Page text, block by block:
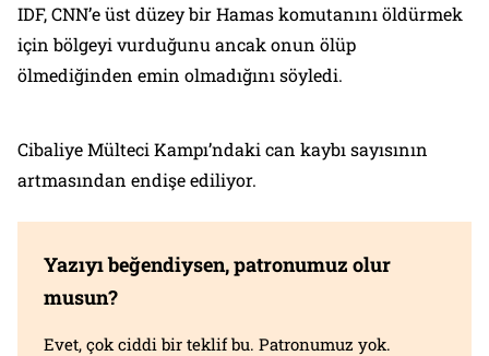
IDF, CNN’e üst düzey bir Hamas komutanını öldürmek
için bölgeyi vurduğunu ancak onun ölüp
ölmediğinden emin olmadığını söyledi.
Cibaliye Mülteci Kampı’ndaki can kaybı sayısının
artmasından endişe ediliyor.
Yazıyı beğendiysen, patronumuz olur
musun?
Evet, çok ciddi bir teklif bu. Patronumuz yok.